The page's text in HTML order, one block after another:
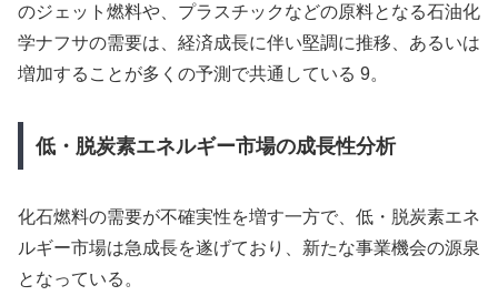
のジェット燃料や、プラスチックなどの原料となる石油化
学ナフサの需要は、経済成長に伴い堅調に推移、あるいは
増加することが多くの予測で共通している 9。
低・脱炭素エネルギー市場の成長性分析
化石燃料の需要が不確実性を増す一方で、低・脱炭素エネ
ルギー市場は急成長を遂げており、新たな事業機会の源泉
となっている。